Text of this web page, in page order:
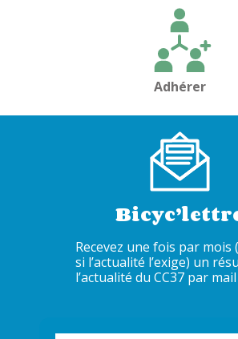
Adhérer
Recevez une fois par mois
si l’actualité l’exige) un
l’actualité du CC37 par mail